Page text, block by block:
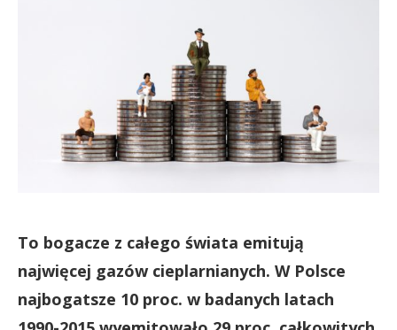
To bogacze z całego świata emitują
najwięcej gazów cieplarnianych. W Polsce
najbogatsze 10 proc. w badanych latach